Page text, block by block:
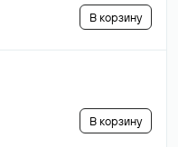
В корзину
В корзину